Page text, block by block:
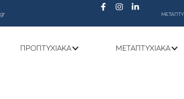
ΠΡΟΠΤΥΧΙΑΚΆ ΜΕΤΑΠΤΥΧΙΑΚΆ